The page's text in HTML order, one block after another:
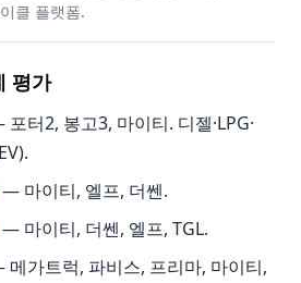
클 플랫폼.
평가
터2, 봉고3, 마이티. 디젤·LPG·
— 마이티, 엘프, 더쎈.
— 마이티, 더쎈, 엘프, TGL.
가트럭, 파비스, 프리마, 마이티,